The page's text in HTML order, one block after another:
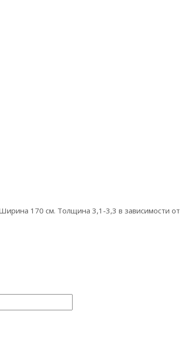
170 см. Толщина 3,1-3,3 в зависимости от